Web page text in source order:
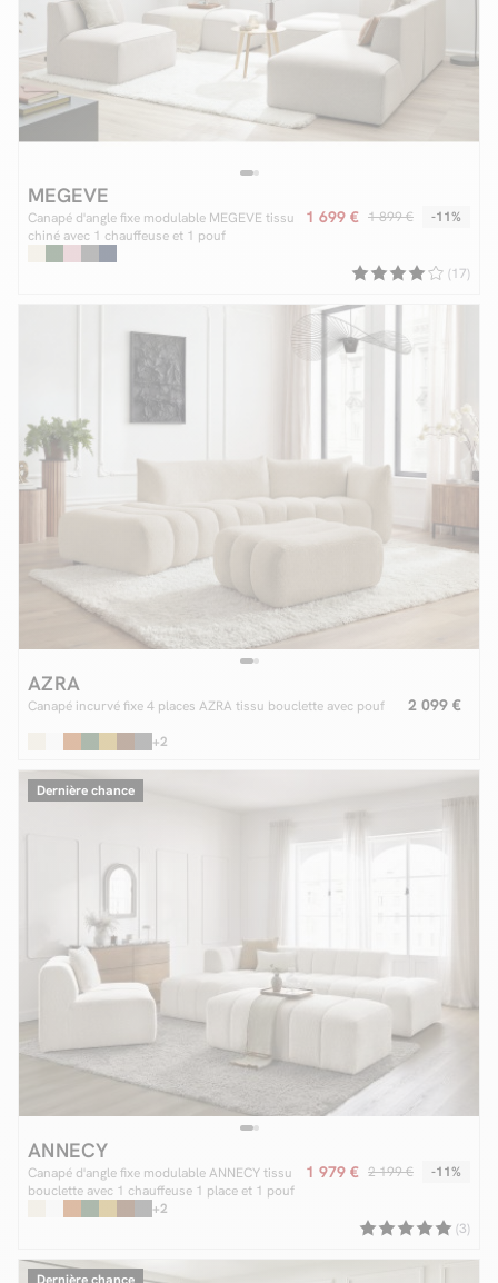
MEGEVE
Canapé d'angle fixe modulable MEGEVE tissu
chiné avec 1 chauffeuse et 1 pouf
1 699 € 1 899 € -11%
(17)
AZRA
Canapé incurvé fixe 4 places AZRA tissu bouclette avec pouf 2 099 €
+2
Dernière chance
ANNECY
Canapé d'angle fixe modulable ANNECY tissu
bouclette avec 1 chauffeuse 1 place et 1 pouf
1 979 € 2 199 € -11%
+2
(3)
Dernière chance